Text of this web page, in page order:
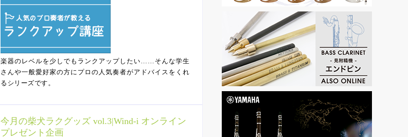
楽器のレベルを少しでもランクアップしたい……そんな学生
さんや一般愛好家の方にプロの人気奏者がアドバイスをくれ
るシリーズです。
今月の柴犬ラクグッズ vol.3|Wind-i オンライン
プレゼント企画